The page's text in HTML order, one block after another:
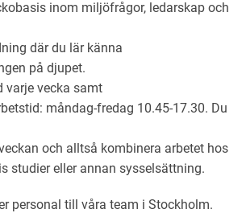
inom miljöfrågor, ledarskap och
där du lär känna
på djupet.
varje vecka samt
måndag-fredag 10.45-17.30. Du
och alltså kombinera arbetet hos
studier eller annan sysselsättning.
personal till våra team i Stockholm.